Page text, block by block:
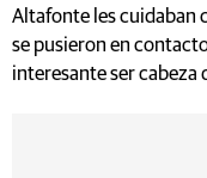
Altafonte les cuidaban
se pusieron en
interesante ser cabeza